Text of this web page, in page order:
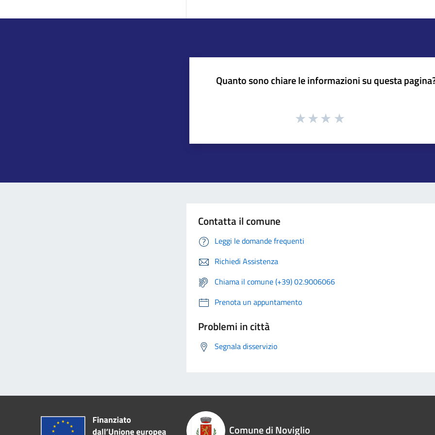
Quanto sono chiare le informazioni su questa
Contatta il comune
Leggi le domande frequenti
Richiedi Assistenza
Chiama il comune (+39) 02.9006066
Prenota un appuntamento
Problemi in città
Segnala disservizio
Comune di Noviglio